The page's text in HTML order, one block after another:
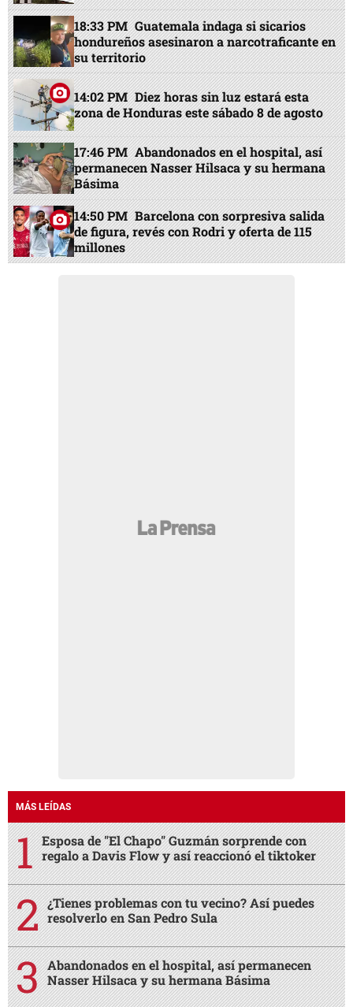
18:33 PM Guatemala indaga si sicarios
hondureños asesinaron a narcotraficante en
su territorio
14:02 PM Diez horas sin luz estará esta
zona de Honduras este sábado 8 de agosto
17:46 PM Abandonados en el hospital, así
permanecen Nasser Hilsaca y su hermana
Básima
14:50 PM Barcelona con sorpresiva salida
de figura, revés con Rodri y oferta de 115
millones
MÁS LEÍDAS
Esposa de "El Chapo" Guzmán sorprende con
regalo a Davis Flow y así reaccionó el tiktoker
¿Tienes problemas con tu vecino? Así puedes
resolverlo en San Pedro Sula
Abandonados en el hospital, así permanecen
Nasser Hilsaca y su hermana Básima